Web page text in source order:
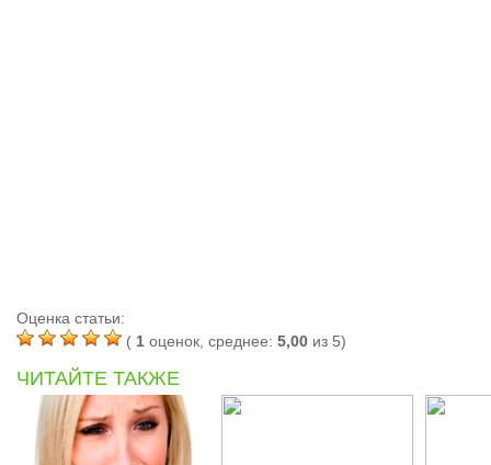
Оценка статьи:
( 1 оценок, среднее: 5,00 из 5)
ЧИТАЙТЕ ТАКЖЕ